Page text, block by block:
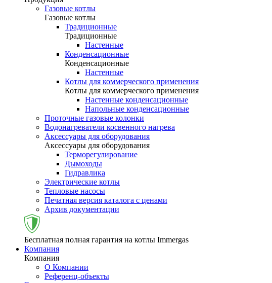
Газовые котлы
Газовые котлы
Традиционные
Традиционные
Настенные
Конденсационные
Конденсационные
Настенные
Котлы для коммерческого применения
Котлы для коммерческого применения
Настенные конденсационные
Напольные конденсационные
Проточные газовые колонки
Водонагреватели косвенного нагрева
Аксессуары для оборудования
Аксессуары для оборудования
Терморегулирование
Дымоходы
Гидравлика
Электрические котлы
Тепловые насосы
Печатная версия каталога с ценами
Архив документации
Бесплатная полная гарантия на котлы Immergas
Компания
Компания
О Компании
Референц-объекты